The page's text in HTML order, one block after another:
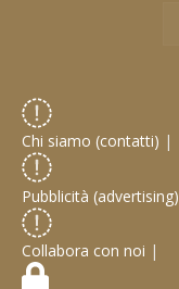
Chi siamo (contatti) |
Pubblicità (advertising)
Collabora con noi |